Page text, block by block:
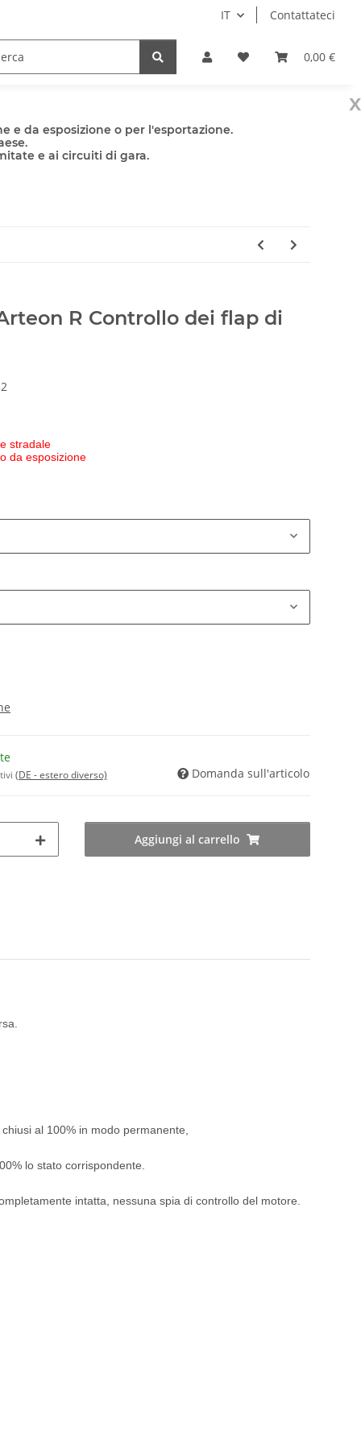
IT Contattateci
0,00 €
x
da esposizione o per l'esportazione.
e ai circuiti di gara.
R Controllo dei flap di
stradale
da esposizione
(DE - estero diverso) Domanda sull'articolo
Aggiungi al carrello
al 100% in modo permanente,
lo stato corrispondente.
intatta, nessuna spia di controllo del motore.